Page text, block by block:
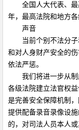
全国人大代表、最
年，最高法院和地方
声音
当前个别不法分子
和对人身财产安全的
依法严惩。
我们将进一步从制
各级法院建立法官权
是完善安全保障机制
提供配备录音录像设
的，对司法人员本人